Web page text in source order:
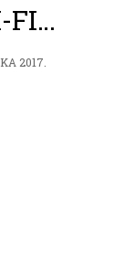
FI…
2017.